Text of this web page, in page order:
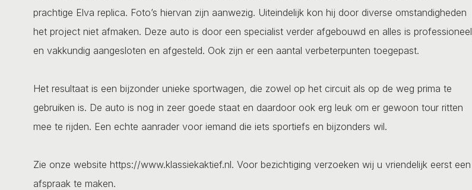
prachtige Elva replica. Foto’s hiervan zijn aanwezig. Uiteindelijk kon hij door diverse omstandigheden
het project niet afmaken. Deze auto is door een specialist verder afgebouwd en alles is professioneel
en vakkundig aangesloten en afgesteld. Ook zijn er een aantal verbeterpunten toegepast.
Het resultaat is een bijzonder unieke sportwagen, die zowel op het circuit als op de weg prima te
gebruiken is. De auto is nog in zeer goede staat en daardoor ook erg leuk om er gewoon tour ritten
mee te rijden. Een echte aanrader voor iemand die iets sportiefs en bijzonders wil.
Zie onze website https://www.klassiekaktief.nl. Voor bezichtiging verzoeken wij u vriendelijk eerst een
afspraak te maken.